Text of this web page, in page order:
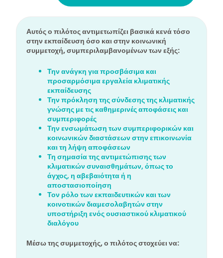
Αυτός ο πιλότος αντιμετωπίζει βασικά κενά τόσο
στην εκπαίδευση όσο και στην κοινωνική
συμμετοχή, συμπεριλαμβανομένων των εξής:
Την ανάγκη για προσβάσιμα και
προσαρμόσιμα εργαλεία κλιματικής
εκπαίδευσης
Την πρόκληση της σύνδεσης της κλιματικής
γνώσης με τις καθημερινές αποφάσεις και
συμπεριφορές
Την ενσωμάτωση των συμπεριφορικών και
κοινωνικών διαστάσεων στην επικοινωνία
και τη λήψη αποφάσεων
Τη σημασία της αντιμετώπισης των
κλιματικών συναισθημάτων, όπως το
άγχος, η αβεβαιότητα ή η
αποστασιοποίηση
Τον ρόλο των εκπαιδευτικών και των
κοινοτικών διαμεσολαβητών στην
υποστήριξη ενός ουσιαστικού κλιματικού
διαλόγου
Μέσω της συμμετοχής, ο πιλότος στοχεύει να: